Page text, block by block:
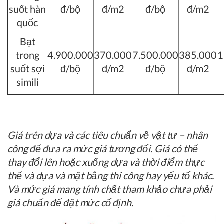
suốt hàn
quốc
đ/bộ
đ/m2
đ/bộ
đ/m2
Bạt
trong
suốt sợi
simili
4.900.000
đ/bộ
370.000
đ/m2
7.500.000
đ/bộ
385.000
đ/m2
Giá trên dựa và các tiêu chuẩn về vật tư – nhân
công để đưa ra mức giá tương đối. Giá có thể
thay đổi lên hoặc xuống dựa và thời điểm thực
thể và dựa và mặt bằng thi công hay yếu tố khác.
Và mức giá mang tính chất tham khảo chưa phải
giá chuẩn để đặt mức cố định.